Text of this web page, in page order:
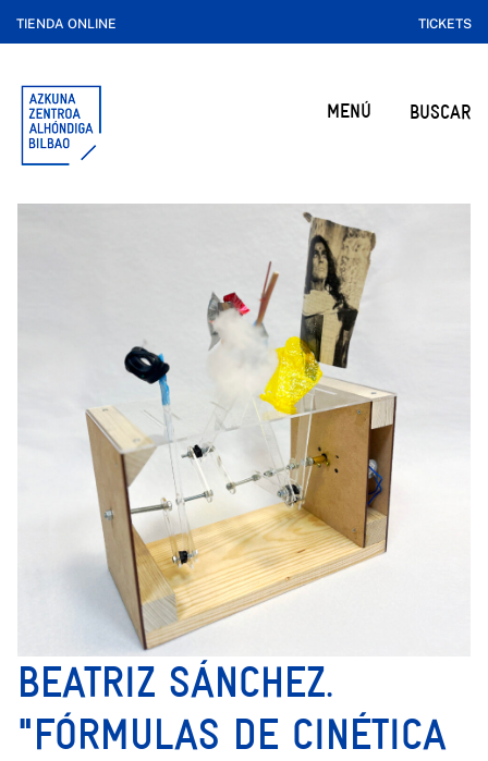
TIENDA ONLINE TICKETS
MENÚ BUSCAR
BEATRIZ SÁNCHEZ.
"FÓRMULAS DE CINÉTICA